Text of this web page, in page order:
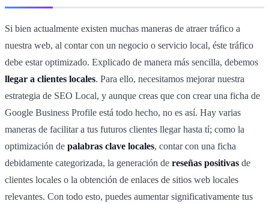
Si bien actualmente existen muchas maneras de atraer tráfico a
nuestra web, al contar con un negocio o servicio local, éste tráfico
debe estar optimizado. Explicado de manera más sencilla, debemos
llegar a clientes locales. Para ello, necesitamos mejorar nuestra
estrategia de SEO Local, y aunque creas que con crear una ficha de
Google Business Profile está todo hecho, no es así. Hay varias
maneras de facilitar a tus futuros clientes llegar hasta tí; como la
optimización de palabras clave locales, contar con una ficha
debidamente categorizada, la generación de reseñas positivas de
clientes locales o la obtención de enlaces de sitios web locales
relevantes. Con todo esto, puedes aumentar significativamente tus